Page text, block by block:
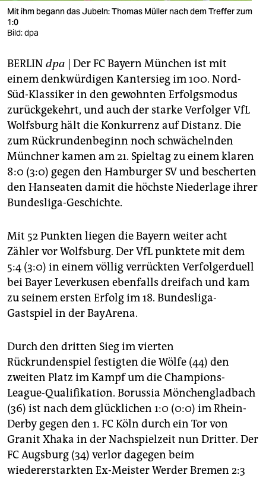
verlag
shop
fragen & hilfe
unterstützen
abo
genossenschaft
epaper login
Mit ihm begann das Jubeln: Thomas Müller nach dem Treffer zum
1:0
Bild: dpa
BERLIN dpa | Der FC Bayern München ist mit
einem denkwürdigen Kantersieg im 100. Nord-
Süd-Klassiker in den gewohnten Erfolgsmodus
zurückgekehrt, und auch der starke Verfolger VfL
Wolfsburg hält die Konkurrenz auf Distanz. Die
zum Rückrundenbeginn noch schwächelnden
Münchner kamen am 21. Spieltag zu einem klaren
8:0 (3:0) gegen den Hamburger SV und bescherten
den Hanseaten damit die höchste Niederlage ihrer
Bundesliga-Geschichte.
Mit 52 Punkten liegen die Bayern weiter acht
Zähler vor Wolfsburg. Der VfL punktete mit dem
5:4 (3:0) in einem völlig verrückten Verfolgerduell
bei Bayer Leverkusen ebenfalls dreifach und kam
zu seinem ersten Erfolg im 18. Bundesliga-
Gastspiel in der BayArena.
Durch den dritten Sieg im vierten
Rückrundenspiel festigten die Wölfe (44) den
zweiten Platz im Kampf um die Champions-
League-Qualifikation. Borussia Mönchengladbach
(36) ist nach dem glücklichen 1:0 (0:0) im Rhein-
Derby gegen den 1. FC Köln durch ein Tor von
Granit Xhaka in der Nachspielzeit nun Dritter. Der
FC Augsburg (34) verlor dagegen beim
wiedererstarkten Ex-Meister Werder Bremen 2:3